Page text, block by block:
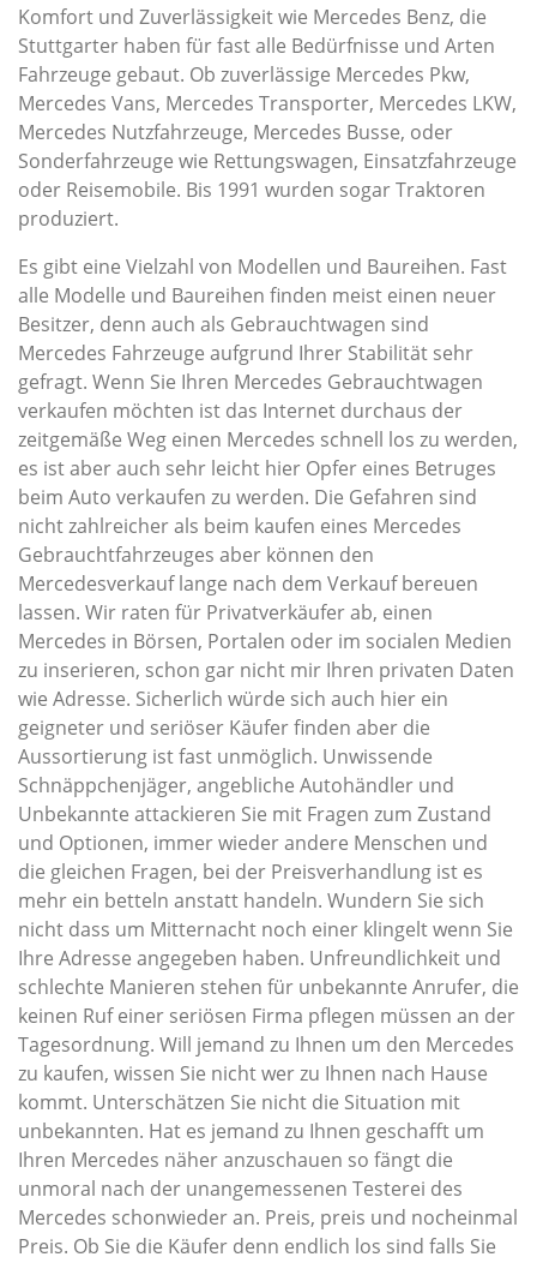
Komfort und Zuverlässigkeit wie Mercedes Benz, die
Stuttgarter haben für fast alle Bedürfnisse und Arten
Fahrzeuge gebaut. Ob zuverlässige Mercedes Pkw,
Mercedes Vans, Mercedes Transporter, Mercedes LKW,
Mercedes Nutzfahrzeuge, Mercedes Busse, oder
Sonderfahrzeuge wie Rettungswagen, Einsatzfahrzeuge
oder Reisemobile. Bis 1991 wurden sogar Traktoren
produziert.
Es gibt eine Vielzahl von Modellen und Baureihen. Fast
alle Modelle und Baureihen finden meist einen neuer
Besitzer, denn auch als Gebrauchtwagen sind
Mercedes Fahrzeuge aufgrund Ihrer Stabilität sehr
gefragt. Wenn Sie Ihren Mercedes Gebrauchtwagen
verkaufen möchten ist das Internet durchaus der
zeitgemäße Weg einen Mercedes schnell los zu werden,
es ist aber auch sehr leicht hier Opfer eines Betruges
beim Auto verkaufen zu werden. Die Gefahren sind
nicht zahlreicher als beim kaufen eines Mercedes
Gebrauchtfahrzeuges aber können den
Mercedesverkauf lange nach dem Verkauf bereuen
lassen. Wir raten für Privatverkäufer ab, einen
Mercedes in Börsen, Portalen oder im socialen Medien
zu inserieren, schon gar nicht mir Ihren privaten Daten
wie Adresse. Sicherlich würde sich auch hier ein
geigneter und seriöser Käufer finden aber die
Aussortierung ist fast unmöglich. Unwissende
Schnäppchenjäger, angebliche Autohändler und
Unbekannte attackieren Sie mit Fragen zum Zustand
und Optionen, immer wieder andere Menschen und
die gleichen Fragen, bei der Preisverhandlung ist es
mehr ein betteln anstatt handeln. Wundern Sie sich
nicht dass um Mitternacht noch einer klingelt wenn Sie
Ihre Adresse angegeben haben. Unfreundlichkeit und
schlechte Manieren stehen für unbekannte Anrufer, die
keinen Ruf einer seriösen Firma pflegen müssen an der
Tagesordnung. Will jemand zu Ihnen um den Mercedes
zu kaufen, wissen Sie nicht wer zu Ihnen nach Hause
kommt. Unterschätzen Sie nicht die Situation mit
unbekannten. Hat es jemand zu Ihnen geschafft um
Ihren Mercedes näher anzuschauen so fängt die
unmoral nach der unangemessenen Testerei des
Mercedes schonwieder an. Preis, preis und nocheinmal
Preis. Ob Sie die Käufer denn endlich los sind falls Sie